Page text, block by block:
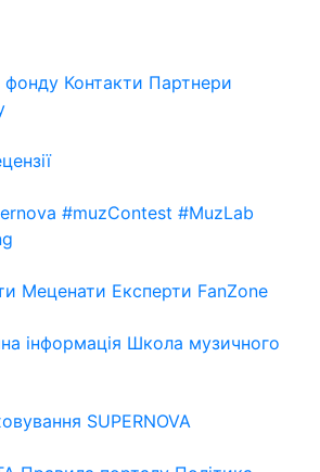
фонду Контакти Партнери
#muzContest #MuzLab
Меценати Експерти FanZone
інформація Школа музичного
SUPERNOVA